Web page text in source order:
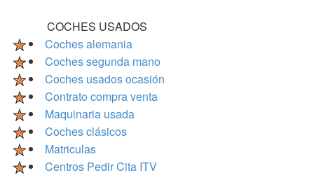
COCHES USADOS
Coches alemania
Coches segunda mano
Coches usados ocasión
Contrato compra venta
Maquinaria usada
Coches clásicos
Matriculas
Centros Pedir Cita ITV